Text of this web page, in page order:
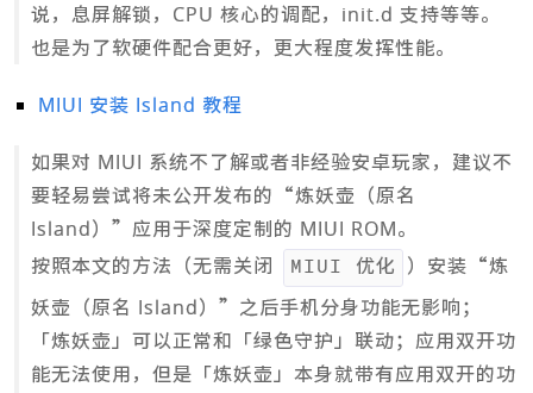
说，息屏解锁，CPU 核心的调配，init.d 支持等等。
也是为了软硬件配合更好，更大程度发挥性能。
MIUI 安装 Island 教程
如果对 MIUI 系统不了解或者非经验安卓玩家，建议不
要轻易尝试将未公开发布的“炼妖壶（原名
Island）”应用于深度定制的 MIUI ROM。
按照本文的方法（无需关闭
MIUI 优化 ）安装“炼
妖壶（原名 Island）”之后手机分身功能无影响；
「炼妖壶」可以正常和「绿色守护」联动；应用双开功
能无法使用，但是「炼妖壶」本身就带有应用双开的功